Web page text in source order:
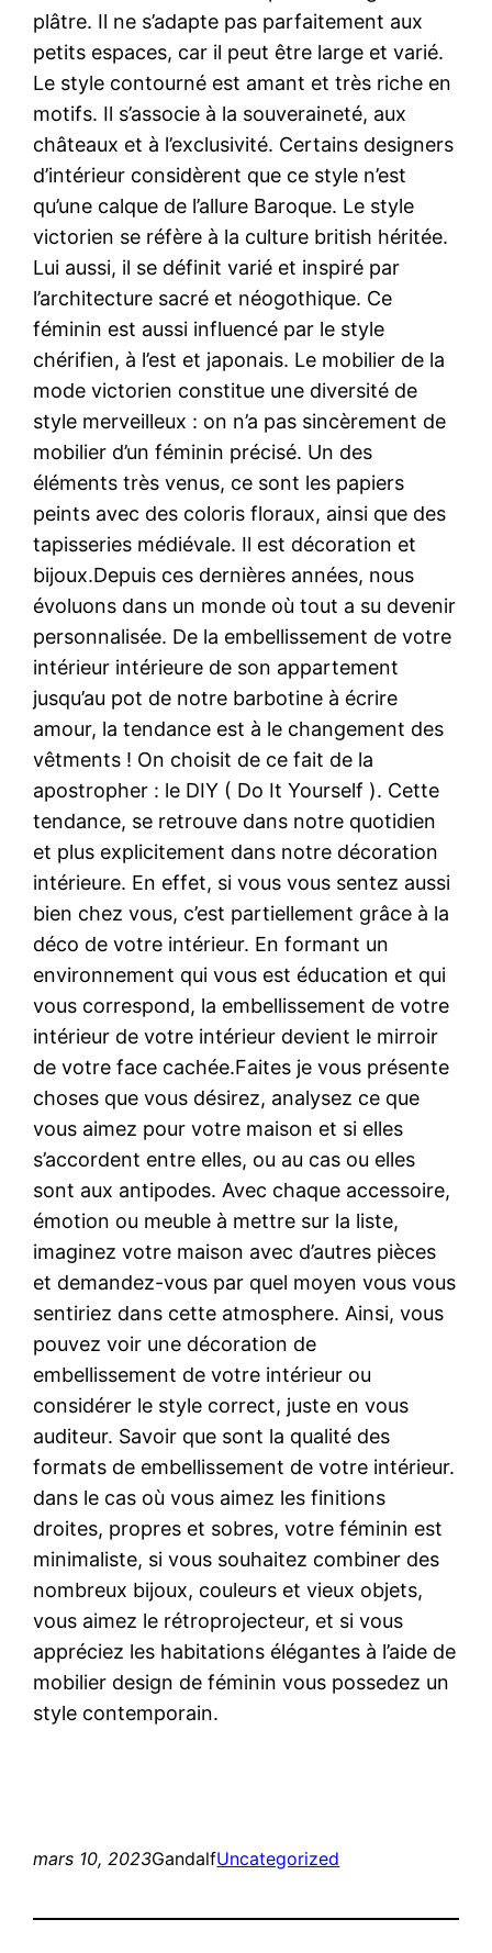
plâtre. Il ne s’adapte pas parfaitement aux
petits espaces, car il peut être large et varié.
Le style contourné est amant et très riche en
motifs. Il s’associe à la souveraineté, aux
châteaux et à l’exclusivité. Certains designers
d’intérieur considèrent que ce style n’est
qu’une calque de l’allure Baroque. Le style
victorien se réfère à la culture british héritée.
Lui aussi, il se définit varié et inspiré par
l’architecture sacré et néogothique. Ce
féminin est aussi influencé par le style
chérifien, à l’est et japonais. Le mobilier de la
mode victorien constitue une diversité de
style merveilleux : on n’a pas sincèrement de
mobilier d’un féminin précisé. Un des
éléments très venus, ce sont les papiers
peints avec des coloris floraux, ainsi que des
tapisseries médiévale. Il est décoration et
bijoux.Depuis ces dernières années, nous
évoluons dans un monde où tout a su devenir
personnalisée. De la embellissement de votre
intérieur intérieure de son appartement
jusqu’au pot de notre barbotine à écrire
amour, la tendance est à le changement des
vêtments ! On choisit de ce fait de la
apostropher : le DIY ( Do It Yourself ). Cette
tendance, se retrouve dans notre quotidien
et plus explicitement dans notre décoration
intérieure. En effet, si vous vous sentez aussi
bien chez vous, c’est partiellement grâce à la
déco de votre intérieur. En formant un
environnement qui vous est éducation et qui
vous correspond, la embellissement de votre
intérieur de votre intérieur devient le mirroir
de votre face cachée.Faites je vous présente
choses que vous désirez, analysez ce que
vous aimez pour votre maison et si elles
s’accordent entre elles, ou au cas ou elles
sont aux antipodes. Avec chaque accessoire,
émotion ou meuble à mettre sur la liste,
imaginez votre maison avec d’autres pièces
et demandez-vous par quel moyen vous vous
sentiriez dans cette atmosphere. Ainsi, vous
pouvez voir une décoration de
embellissement de votre intérieur ou
considérer le style correct, juste en vous
auditeur. Savoir que sont la qualité des
formats de embellissement de votre intérieur.
dans le cas où vous aimez les finitions
droites, propres et sobres, votre féminin est
minimaliste, si vous souhaitez combiner des
nombreux bijoux, couleurs et vieux objets,
vous aimez le rétroprojecteur, et si vous
appréciez les habitations élégantes à l’aide de
mobilier design de féminin vous possedez un
style contemporain.
mars 10, 2023GandalfUncategorized